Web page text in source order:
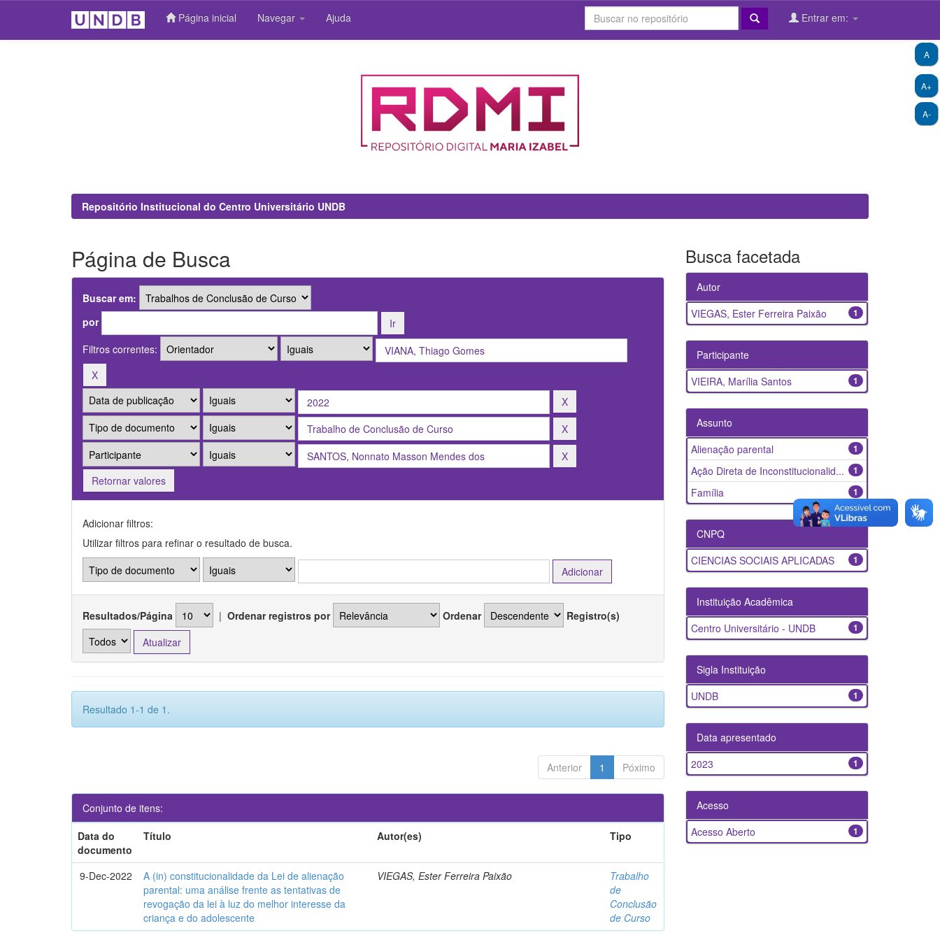
Página inicial Navegar Ajuda Entrar em:
A+
A-
A
Repositório Institucional do Centro Universitário UNDB
Página de Busca
Buscar em:
por
Filtros correntes:
Retornar valores
Adicionar filtros:
Utilizar filtros para refinar o resultado de busca.
Resultados/Página | Ordenar registros por Ordenar Registro(s)
Resultado 1-1 de 1.
Anterior 1 Póximo
Conjunto de itens:
Data do
documento
Título Autor(es) Tipo
9-Dec-2022
A (in) constitucionalidade da Lei de alienação
parental: uma análise frente as tentativas de
revogação da lei à luz do melhor interesse da
criança e do adolescente
VIEGAS, Ester Ferreira Paixão
Trabalho
de
Conclusão
de Curso
Busca facetada
Autor
1
VIEGAS, Ester Ferreira Paixão
Participante
1
VIEIRA, Marília Santos
Assunto
1
Alienação parental
1
Ação Direta de Inconstitucionalid...
1
Família
CNPQ
1
CIENCIAS SOCIAIS APLICADAS
Instituição Acadêmica
1
Centro Universitário - UNDB
Sigla Instituição
1
UNDB
Data apresentado
1
2023
Acesso
1
Acesso Aberto